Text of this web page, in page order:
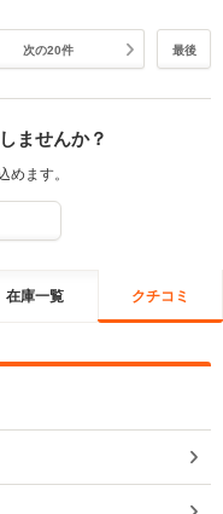
次の20件 最後
ませんか？
めます。
在庫一覧 クチコミ